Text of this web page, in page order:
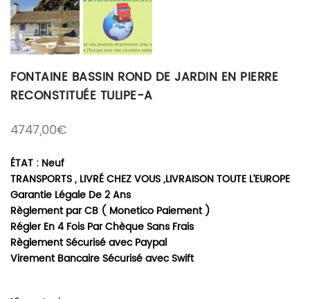
FONTAINE BASSIN ROND DE JARDIN EN PIERRE
RECONSTITUÉE TULIPE-A
4747,00€
ÉTAT : Neuf
TRANSPORTS , LIVRÉ CHEZ VOUS ,LIVRAISON TOUTE L’EUROPE
Garantie Légale De 2 Ans
Règlement par CB ( Monetico Paiement )
Régler En 4 Fois Par Chèque Sans Frais
Règlement Sécurisé avec Paypal
Virement Bancaire Sécurisé avec Swift